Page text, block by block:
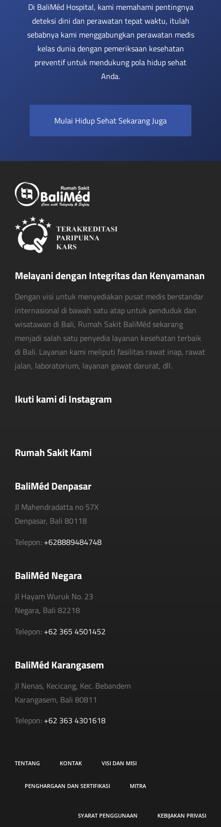
Di BaliMéd Hospital, kami memahami pentingnya
deteksi dini dan perawatan tepat waktu, itulah
sebabnya kami menggabungkan perawatan medis
kelas dunia dengan pemeriksaan kesehatan
preventif untuk mendukung pola hidup sehat
Anda.
Mulai Hidup Sehat Sekarang Juga
Melayani dengan Integritas dan Kenyamanan
Dengan visi untuk menyediakan pusat medis berstandar
internasional di bawah satu atap untuk penduduk dan
wisatawan di Bali, Rumah Sakit BaliMéd sekarang
menjadi salah satu penyedia layanan kesehatan terbaik
di Bali. Layanan kami meliputi fasilitas rawat inap, rawat
jalan, laboratorium, layanan gawat darurat, dll.
Ikuti kami di Instagram
Rumah Sakit Kami
BaliMéd Denpasar
Jl Mahendradatta no 57X
Denpasar, Bali 80118
Telepon: +628889484748
BaliMéd Negara
Jl Hayam Wuruk No. 23
Negara, Bali 82218
Telepon: +62 365 4501452
BaliMéd Karangasem
Jl Nenas, Kecicang, Kec. Bebandem
Karangasem, Bali 80811
Telepon: +62 363 4301618
TENTANG KONTAK VISI DAN MISI
PENGHARGAAN DAN SERTIFIKASI MITRA
SYARAT PENGGUNAAN KEBIJAKAN PRIVASI